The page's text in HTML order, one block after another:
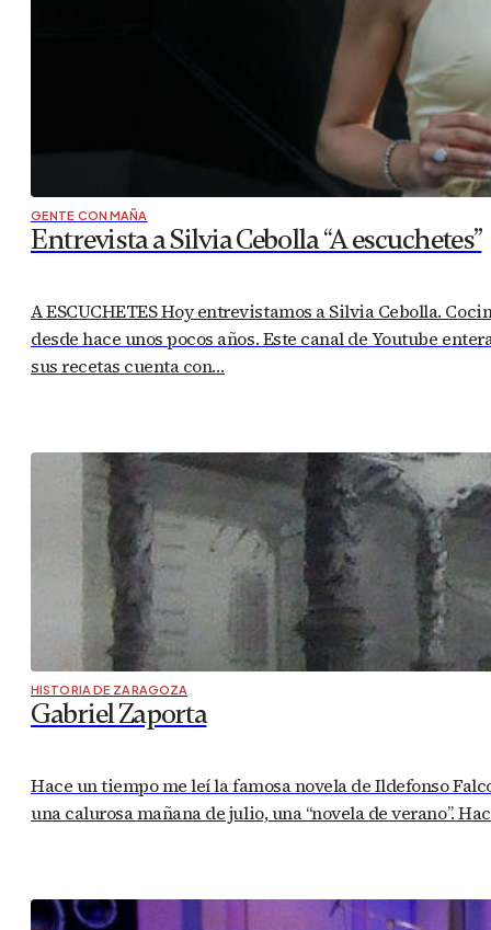
GENTE CON MAÑA
Entrevista a Silvia Cebolla “A escuchetes”
A ESCUCHETES Hoy entrevistamos a Silvia Cebolla.
desde hace unos pocos años. Este canal de Youtube
sus recetas cuenta con…
HISTORIA DE ZARAGOZA
Gabriel Zaporta
Hace un tiempo me leí la famosa novela de Ildefonso
una calurosa mañana de julio, una “novela de verano”.